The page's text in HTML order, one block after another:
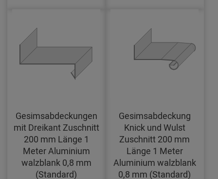
Gesimsabdeckungen
mit Dreikant Zuschnitt
200 mm Länge 1
Meter Aluminium
walzblank 0,8 mm
(Standard)
Gesimsabdeckung
Knick und Wulst
Zuschnitt 200 mm
Länge 1 Meter
Aluminium walzblank
0,8 mm (Standard)